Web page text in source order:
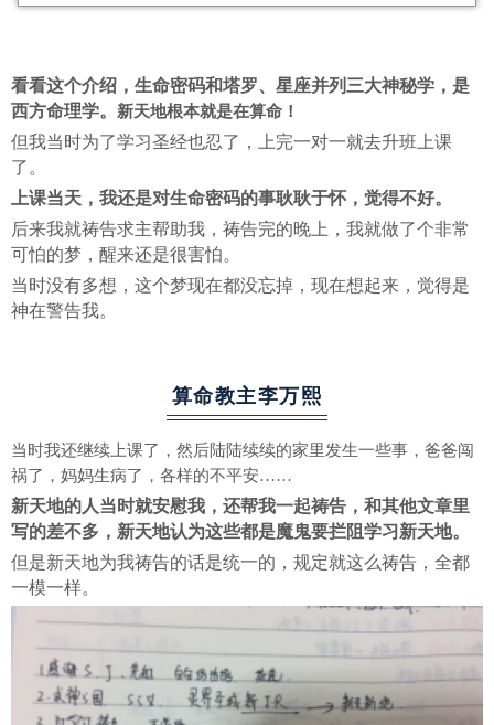
看看这个介绍，生命密码和塔罗、星座并列三大神秘学，是
西方命理学。 新天地根本就是在算命！
但我当时为了学习圣经也忍了，上完一对一就去升班上课
了。
上课当天，我还是对生命密码的事耿耿于怀，觉得不好。
后来我就祷告求主帮助我，祷告完的晚上，我就做了个非常
可怕的梦，醒来还是很害怕。
当时没有多想，这个梦现在都没忘掉，现在想起来，觉得是
神在警告我。
算命教主李万熙
当时我还继续上课了，然后陆陆续续的家里发生一些事，爸爸闯
祸了，妈妈生病了，各样的不平安……
新天地的人当时就安慰我，还帮我一起祷告，和其他文章里
写的差不多，新天地认为这些都是魔鬼要拦阻学习新天地。
但是新天地为我祷告的话是统一的，规定就这么祷告，全都
一模一样。